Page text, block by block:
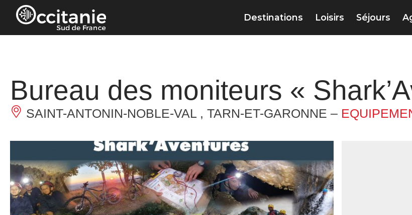
Panneau de gestion des cookies
Destinations Loisirs Séjours
Bureau des moniteurs «
SAINT-ANTONIN-NOBLE-VAL , TARN-ET-GARONNE –